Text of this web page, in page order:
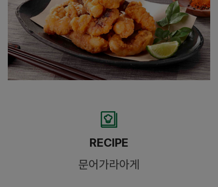
RECIPE
문어가라아게